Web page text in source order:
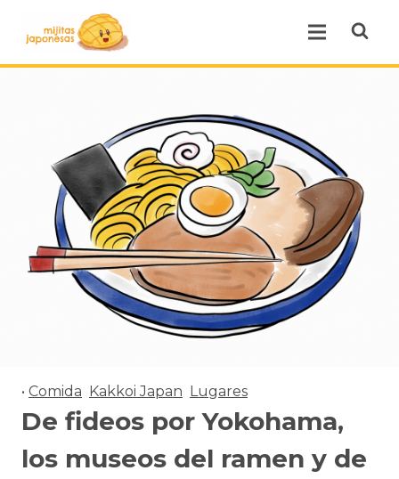
Open menu.
Open
• Comida Kakkoi Japan Lugares
De fideos por Yokohama,
los museos del ramen y de